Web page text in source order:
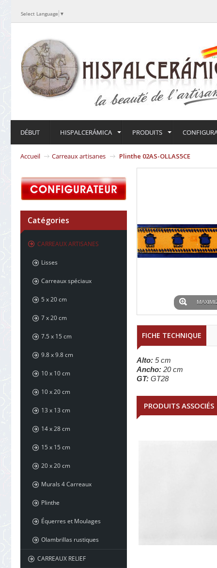
Select Language ▼
DÉBUT HISPALCERÁMICA PRODUITS
Accueil Carreaux artisanes Plinthe 02AS-OLLAS5CE
Catégories
CARREAUX ARTISANES
Lisses
Carreaux spéciaux
5 x 20 cm
7 x 20 cm
7.5 x 15 cm
9.8 x 9.8 cm
10 x 10 cm
10 x 20 cm
13 x 13 cm
14 x 28 cm
15 x 15 cm
20 x 20 cm
Murals 4 Carreaux
Plinthe
Équerres et Moulages
Olambrillas rustiques
CARREAUX RELIEF
FICHE TECHNIQUE
Alto: 5 cm
Ancho: 20 cm
GT: GT28
PRODUITS ASSOCIÉS